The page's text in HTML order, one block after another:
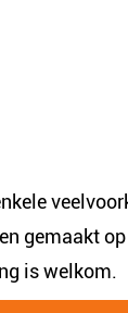
gemaakt
is welkom.